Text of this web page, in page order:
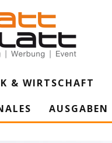
& WIRTSCHAFT
AUSGABEN